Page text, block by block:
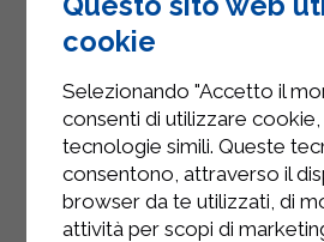
un bocal. Ajoutez
à café de pâte de
Ajoutez du miel pour
fermez le bocal. À ce
un torchon pour
brûler avec le lait
secouez
cookie
Selezionando "Accetto il
consenti di utilizzare
tecnologie simili. Queste
consentono, attraverso il
browser da te utilizzati, di
attività per scopi di